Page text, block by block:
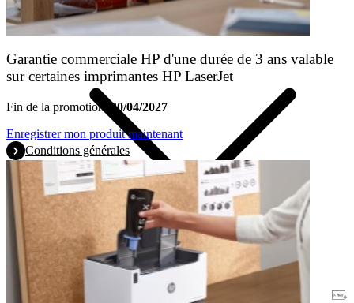
Garantie
Garantie commerciale HP d'une durée de 3 ans valable
sur certaines imprimantes HP LaserJet
Fin de la promotion:
30/04/2027
Enregistrer mon produit maintenant
Conditions générales